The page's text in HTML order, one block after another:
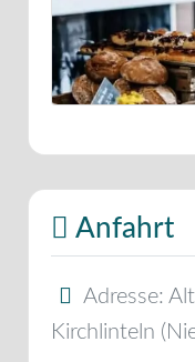
Anfahrt
Adresse:
Kirchlinteln (